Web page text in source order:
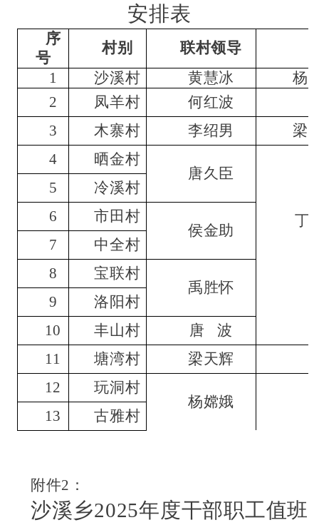
安排表
序
号
村别
联村领导
1
沙溪村 黄慧冰
杨
2
凤羊村
何红波
3
木寨村 李绍男
梁
4
晒金村
唐久臣
5
冷溪村
6
市田村
侯金助
丁
7
中全村
8
宝联村
禹胜怀
9
洛阳村
10
丰山村
唐 波
11
塘湾村
梁天辉
12
玩洞村
杨嫦娥
13
古雅村
附件2 ：
沙溪乡2025年度干部职工值班